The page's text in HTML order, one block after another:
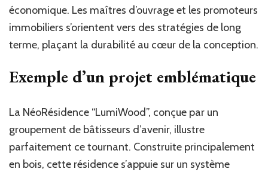
économique. Les maîtres d’ouvrage et les promoteurs
immobiliers s’orientent vers des stratégies de long
terme, plaçant la durabilité au cœur de la conception.
Exemple d’un projet emblématique
La NéoRésidence “LumiWood”, conçue par un
groupement de bâtisseurs d’avenir, illustre
parfaitement ce tournant. Construite principalement
en bois, cette résidence s’appuie sur un système